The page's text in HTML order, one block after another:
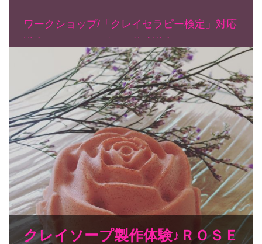
ワークショップ/「クレイセラピー検定」対応
クレイソープ製作体験♪ＲＯＳＥ